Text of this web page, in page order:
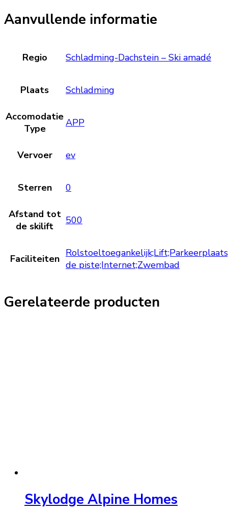
Aanvullende informatie
Regio Schladming-Dachstein – Ski amadé
Plaats Schladming
Accomodatie
Type
APP
Vervoer ev
Sterren 0
Afstand tot
de skilift
500
Faciliteiten de piste;Internet;Zwembad
Gerelateerde producten
Skylodge Alpine Homes